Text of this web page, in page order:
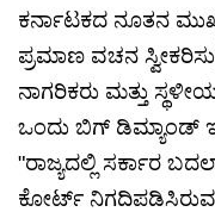
ಕರ್ನಾಟಕದ ನೂತನ
ಪ್ರಮಾಣ ವಚನ
ನಾಗರಿಕರು ಮತ್ತು
ಒಂದು ಬಿಗ್ ಡಿಮ್ಯಾಂಡ್
"ರಾಜ್ಯದಲ್ಲಿ ಸರ್ಕಾರ
ಕೋರ್ಟ್ ನಿಗದಿಪಡಿಸಿರುವ